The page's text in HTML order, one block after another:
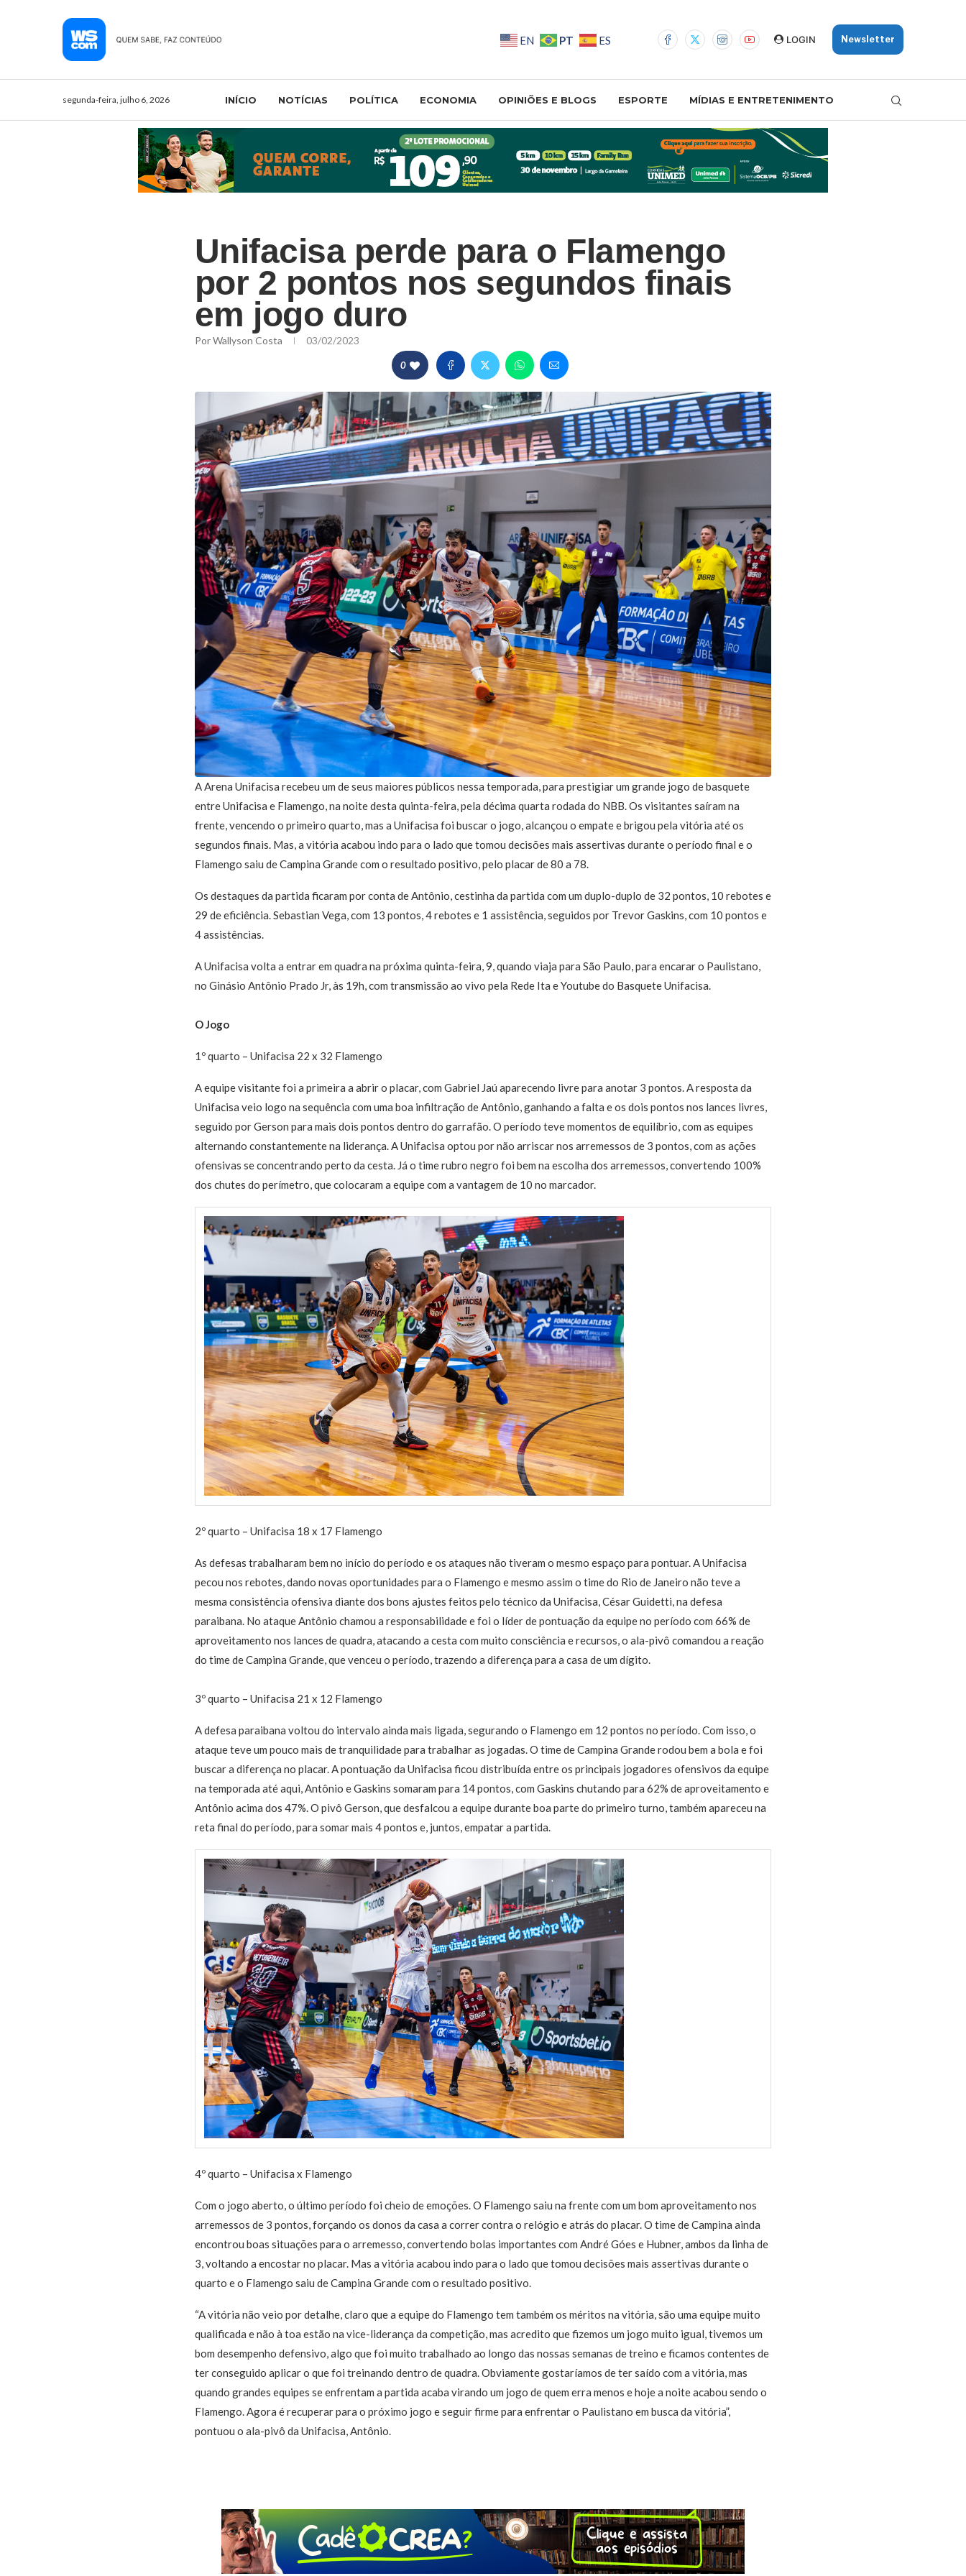
EN PT ES LOGIN Newsletter
segunda-feira, julho 6, 2026 INÍCIO NOTÍCIAS POLÍTICA ECONOMIA OPINIÕES E BLOGS ESPORTE MÍDIAS E ENTRETENIMENTO
Unifacisa perde para o Flamengo
por 2 pontos nos segundos finais
em jogo duro
PorWallyson Costa 03/02/2023
0
A Arena Unifacisa recebeu um de seus maiores públicos nessa temporada, para prestigiar um grande jogo de basquete
entre Unifacisa e Flamengo, na noite desta quinta-feira, pela décima quarta rodada do NBB. Os visitantes saíram na
frente, vencendo o primeiro quarto, mas a Unifacisa foi buscar o jogo, alcançou o empate e brigou pela vitória até os
segundos finais. Mas, a vitória acabou indo para o lado que tomou decisões mais assertivas durante o período final e o
Flamengo saiu de Campina Grande com o resultado positivo, pelo placar de 80 a 78.
Os destaques da partida ficaram por conta de Antônio, cestinha da partida com um duplo-duplo de 32 pontos, 10 rebotes e
29 de eficiência. Sebastian Vega, com 13 pontos, 4 rebotes e 1 assistência, seguidos por Trevor Gaskins, com 10 pontos e
4 assistências.
A Unifacisa volta a entrar em quadra na próxima quinta-feira, 9, quando viaja para São Paulo, para encarar o Paulistano,
no Ginásio Antônio Prado Jr, às 19h, com transmissão ao vivo pela Rede Ita e Youtube do Basquete Unifacisa.
O Jogo
1º quarto – Unifacisa 22 x 32 Flamengo
A equipe visitante foi a primeira a abrir o placar, com Gabriel Jaú aparecendo livre para anotar 3 pontos. A resposta da
Unifacisa veio logo na sequência com uma boa infiltração de Antônio, ganhando a falta e os dois pontos nos lances livres,
seguido por Gerson para mais dois pontos dentro do garrafão. O período teve momentos de equilíbrio, com as equipes
alternando constantemente na liderança. A Unifacisa optou por não arriscar nos arremessos de 3 pontos, com as ações
ofensivas se concentrando perto da cesta. Já o time rubro negro foi bem na escolha dos arremessos, convertendo 100%
dos chutes do perímetro, que colocaram a equipe com a vantagem de 10 no marcador.
2º quarto – Unifacisa 18 x 17 Flamengo
As defesas trabalharam bem no início do período e os ataques não tiveram o mesmo espaço para pontuar. A Unifacisa
pecou nos rebotes, dando novas oportunidades para o Flamengo e mesmo assim o time do Rio de Janeiro não teve a
mesma consistência ofensiva diante dos bons ajustes feitos pelo técnico da Unifacisa, César Guidetti, na defesa
paraibana. No ataque Antônio chamou a responsabilidade e foi o líder de pontuação da equipe no período com 66% de
aproveitamento nos lances de quadra, atacando a cesta com muito consciência e recursos, o ala-pivô comandou a reação
do time de Campina Grande, que venceu o período, trazendo a diferença para a casa de um dígito.
3º quarto – Unifacisa 21 x 12 Flamengo
A defesa paraibana voltou do intervalo ainda mais ligada, segurando o Flamengo em 12 pontos no período. Com isso, o
ataque teve um pouco mais de tranquilidade para trabalhar as jogadas. O time de Campina Grande rodou bem a bola e foi
buscar a diferença no placar. A pontuação da Unifacisa ficou distribuída entre os principais jogadores ofensivos da equipe
na temporada até aqui, Antônio e Gaskins somaram para 14 pontos, com Gaskins chutando para 62% de aproveitamento e
Antônio acima dos 47%. O pivô Gerson, que desfalcou a equipe durante boa parte do primeiro turno, também apareceu na
reta final do período, para somar mais 4 pontos e, juntos, empatar a partida.
4º quarto – Unifacisa x Flamengo
Com o jogo aberto, o último período foi cheio de emoções. O Flamengo saiu na frente com um bom aproveitamento nos
arremessos de 3 pontos, forçando os donos da casa a correr contra o relógio e atrás do placar. O time de Campina ainda
encontrou boas situações para o arremesso, convertendo bolas importantes com André Góes e Hubner, ambos da linha de
3, voltando a encostar no placar. Mas a vitória acabou indo para o lado que tomou decisões mais assertivas durante o
quarto e o Flamengo saiu de Campina Grande com o resultado positivo.
“A vitória não veio por detalhe, claro que a equipe do Flamengo tem também os méritos na vitória, são uma equipe muito
qualificada e não à toa estão na vice-liderança da competição, mas acredito que fizemos um jogo muito igual, tivemos um
bom desempenho defensivo, algo que foi muito trabalhado ao longo das nossas semanas de treino e ficamos contentes de
ter conseguido aplicar o que foi treinando dentro de quadra. Obviamente gostaríamos de ter saído com a vitória, mas
quando grandes equipes se enfrentam a partida acaba virando um jogo de quem erra menos e hoje a noite acabou sendo o
Flamengo. Agora é recuperar para o próximo jogo e seguir firme para enfrentar o Paulistano em busca da vitória”,
pontuou o ala-pivô da Unifacisa, Antônio.